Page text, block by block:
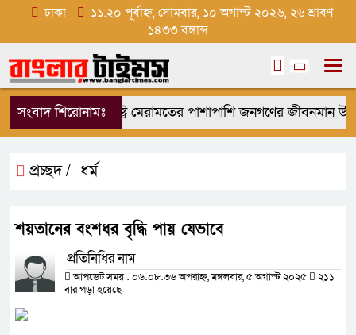
ঢাকা
১১:২০ পূর্বাহ্ন, সোমবার, ১০ অগাস্ট ২০২৬, ২৬ শ্রাবণ
১৪৩৩ বঙ্গাব্দ
সংবাদ শিরোনামঃরাষ্ট্র মেরামতের পাশাপাশি জনগণের জীবনমান
প্রচ্ছদ / ধর্ম
শয়তানের বংশধর বৃদ্ধি পায় যেভাবে
প্রতিনিধির নাম
আপডেট সময় : ০৬:০৮:৩৬ অপরাহ্ন, মঙ্গলবার, ৫ অগাস্ট ২০২৫
২১১
বার পড়া হয়েছে